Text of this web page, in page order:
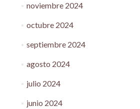
noviembre 2024
octubre 2024
septiembre 2024
agosto 2024
julio 2024
junio 2024